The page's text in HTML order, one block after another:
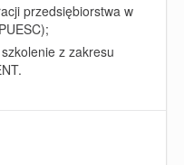
przedsiębiorstwa w
z zakresu